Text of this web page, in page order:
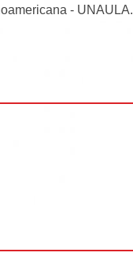
- UNAULA.